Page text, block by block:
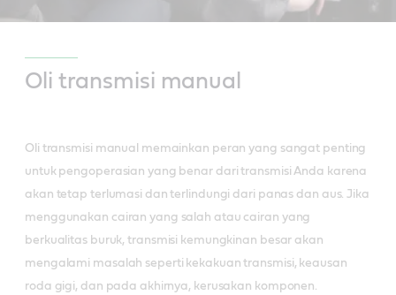
Oli transmisi manual
Oli transmisi manual memainkan peran yang sangat penting
untuk pengoperasian yang benar dari transmisi Anda karena
akan tetap terlumasi dan terlindungi dari panas dan aus. Jika
menggunakan cairan yang salah atau cairan yang
berkualitas buruk, transmisi kemungkinan besar akan
mengalami masalah seperti kekakuan transmisi, keausan
roda gigi, dan pada akhirnya, kerusakan komponen.